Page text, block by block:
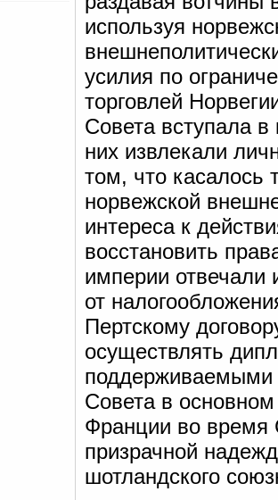
используя
усилия по
торговлей
Совета вступала
них извлекали
том, что касалось
норвежской
интереса к
восстановить
империи отвечали
от
Пертскому
осуществлять
поддерживаемыми
Совета в
Франции во время
призрачной
шотландского